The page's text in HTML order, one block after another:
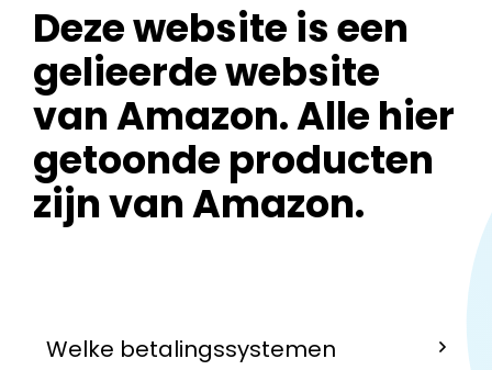
Deze website is een
gelieerde website
van Amazon. Alle hier
getoonde producten
zijn van Amazon.
Welke betalingssystemen